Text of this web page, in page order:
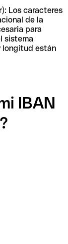
Los caracteres
de la
para
sistema
longitud están
IBAN